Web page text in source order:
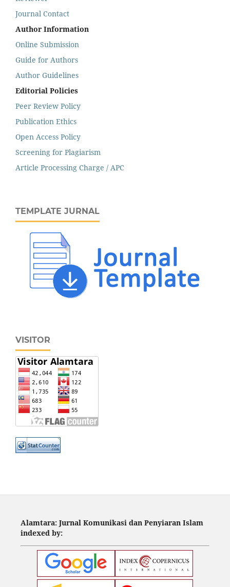
Journal Contact
Author Information
Online Submission
Guide for Authors
Author Guidelines
Editorial Policies
Peer Review Policy
Publication Ethics
Open Access Policy
Screening for Plagiarism
Article Processing Charge / APC
TEMPLATE JURNAL
VISITOR
Alamtara: Jurnal Komunikasi dan Penyiaran Islam
indexed by: